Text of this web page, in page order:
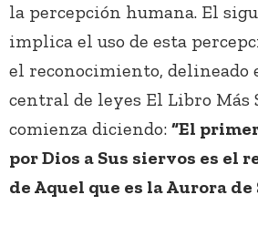
la percepción humana. El
implica el uso de esta
el reconocimiento, delineado
central de leyes El Libro Más
comienza diciendo: “El
por Dios a Sus siervos es el
de Aquel que es la Aurora de